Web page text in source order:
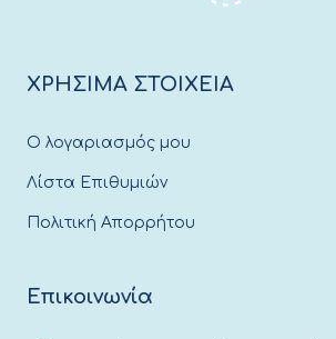
ΧΡΗΣΙΜΑ ΣΤΟΙΧΕΙΑ
Ο λογαριασμός μου
Λίστα Επιθυμιών
Πολιτική Απορρήτου
Επικοινωνία